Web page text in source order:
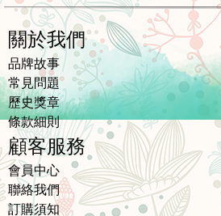
關於我們
品牌故事
常見問題
歷史獎章
條款細則
顧客服務
會員中心
聯絡我們
訂購須知